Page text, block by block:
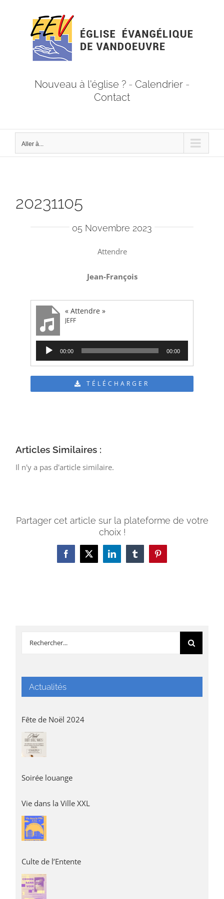
Nouveau à l'église ? - Calendrier -
Contact
Aller à...
20231105
05 Novembre 2023
Attendre
Jean-François
« Attendre »
JEFF
Lecteur
audio
00:00 00:00
TÉLÉCHARGER
Articles Similaires :
Il n'y a pas d'article similaire.
Partager cet article sur la plateforme de votre
choix !
Facebook
X LinkedInTumblrPinterest
Rechercher:
Actualités
Fête de Noël 2024
Soirée louange
Vie dans la Ville XXL
Culte de l’Entente